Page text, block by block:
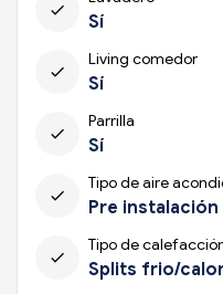
check
Sí
check
Living comedor
Sí
check
Parrilla
Sí
check
Tipo de aire
Pre
check
Tipo de
Splits frio/